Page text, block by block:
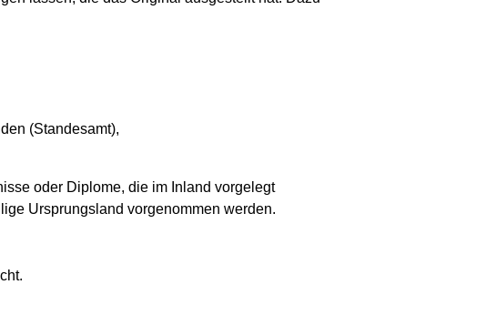
(Standesamt),
oder Diplome, die im Inland vorgelegt
Ursprungsland vorgenommen werden.